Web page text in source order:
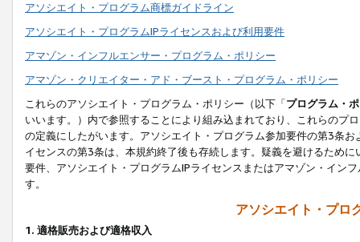
アソシエイト・プログラム商標ガイドライン
アソシエイト・プログラムIPライセンスおよび利用要件
アマゾン・インフルエンサー・プログラム・ポリシー
アマゾン・クリエイター・アド・ブースト・プログラム・ポリシー
これらのアソシエイト・プログラム・ポリシー（以下「プログラム・
いいます。）内で参照することにより組み込まれており、これらのプ
の定義にしたがいます。アソシエイト・プログラム参加要件の第3条
イセンスの第3条は、本規約終了後も存続します。疑義を避けるため
要件、アソシエイト・プログラムIPライセンスまたはアマゾン・イン
す。
アソシエイト・プロ
1. 適格販売および適格収入